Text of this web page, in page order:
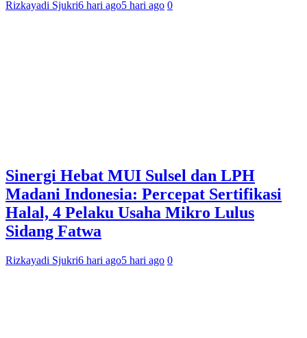
Rizkayadi Sjukri6 hari ago5 hari ago 0
Sinergi Hebat MUI Sulsel dan LPH
Madani Indonesia: Percepat Sertifikasi
Halal, 4 Pelaku Usaha Mikro Lulus
Sidang Fatwa
Rizkayadi Sjukri6 hari ago5 hari ago 0